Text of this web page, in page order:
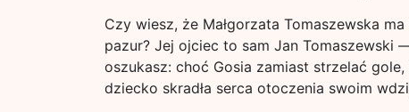
Czy wiesz, że Małgorzata Tomaszewska
pazur? Jej ojciec to sam Jan Tomaszewski
oszukasz: choć Gosia zamiast strzelać
dziecko skradła serca otoczenia swoim